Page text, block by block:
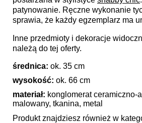
patynowanie. Ręczne wykonanie
sprawia, że każdy egzemplarz ma
Inne przedmioty i dekoracje
należą do tej oferty.
średnica: ok. 35 cm
wysokość: ok. 66 cm
materiał: konglomerat ceramiczno-
malowany, tkanina, metal
Produkt znajdziesz również w